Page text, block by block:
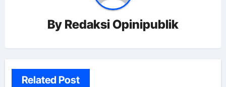
By Redaksi Opinipublik
Related Post